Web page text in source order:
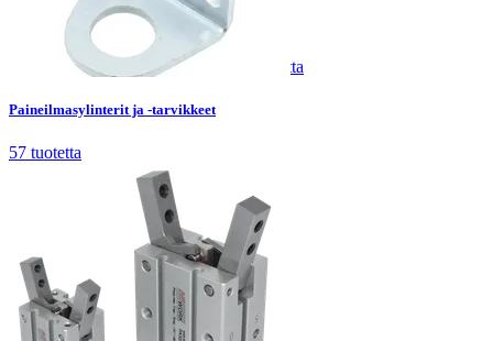
Paineilmasylinterit ja -tarvikkeet tuotetta
Paineilmasylinterit ja -tarvikkeet
57 tuotetta